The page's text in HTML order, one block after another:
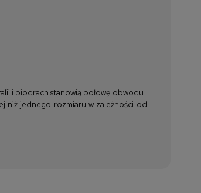
i biodrach stanowią połowę obwodu.
niż jednego rozmiaru w zależności od